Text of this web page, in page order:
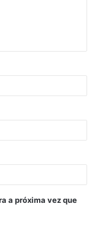
a próxima vez que